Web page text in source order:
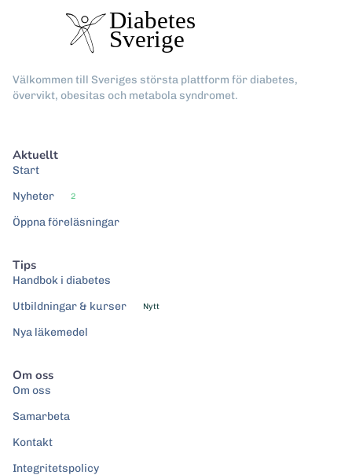
Välkommen till Sveriges största plattform för diabetes,
övervikt, obesitas och metabola syndromet.
Aktuellt
Start
Nyheter
2
Öppna föreläsningar
Tips
Handbok i diabetes
Utbildningar & kurser
Nytt
Nya läkemedel
Om oss
Om oss
Samarbeta
Kontakt
Integritetspolicy